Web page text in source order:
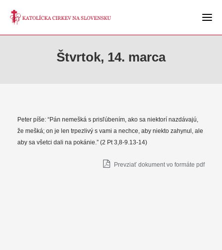
Štvrtok, 14. marca
Peter píše: “Pán nemešká s prisľúbením, ako sa niektorí nazdávajú,
že mešká; on je len trpezlivý s vami a nechce, aby niekto zahynul, ale
aby sa všetci dali na pokánie.” (2 Pt 3,8-9.13-14)
Prevziať dokument vo formáte pdf